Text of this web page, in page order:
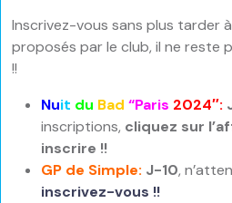
Inscrivez-vous sans plus tarder
proposés par le club, il ne reste
!!
Nuit du Bad “Paris 2024″:
inscriptions, cliquez sur
inscrire !!
GP de Simple: J-10,
inscrivez-vous !!